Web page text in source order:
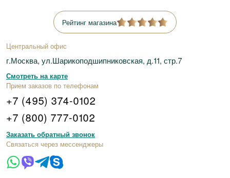
Рейтинг магазина
Центральный офис
г.Москва, ул.Шарикоподшипниковская, д.11, стр.7
Смотреть на карте
Прием заказов по телефонам
+7 (495) 374-0102
+7 (800) 777-0102
Заказать обратный звонок
Связаться через мессенджеры